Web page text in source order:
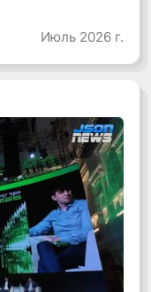
Июль 2026 г.